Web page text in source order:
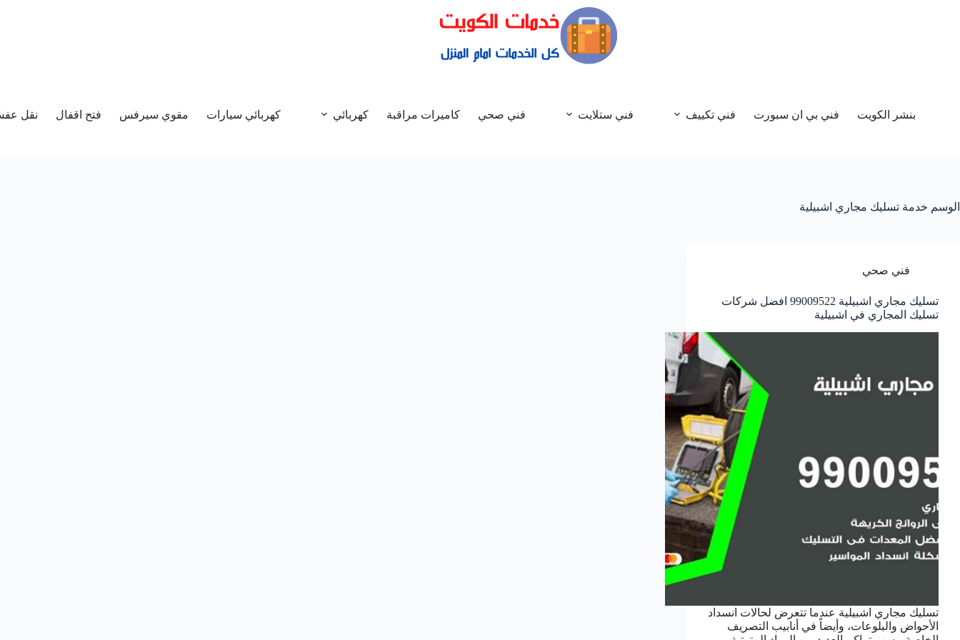
بنشر الكويت فني بي ان سبورت فني تكييف فني ستلايت فني صحي كاميرات مراقبة كهربائي كهربائي سيارات مقوي سيرفس فتح اقفال نقل
الوسم خدمة تسليك مجاري اشبيلية
فني صحي
تسليك مجاري اشبيلية 99009522 افضل شركات
تسليك المجاري في اشبيلية
تسليك مجاري اشبيلية عندما تتعرض لحالات انسداد
الأحواض والبلوعات، وأيضاً في أنابيب التصريف